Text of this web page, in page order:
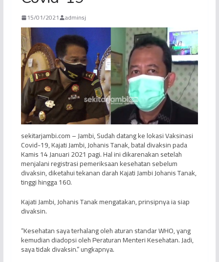
15/01/2021 adminsj
sekitarjambi.com – Jambi, Sudah datang ke lokasi Vaksinasi
Covid-19, Kajati Jambi, Johanis Tanak, batal divaksin pada
Kamis 14 Januari 2021 pagi. Hal ini dikarenakan setelah
menjalani registrasi pemeriksaan kesehatan sebelum
divaksin, diketahui tekanan darah Kajati Jambi Johanis Tanak,
tinggi hingga 160.
Kajati Jambi, Johanis Tanak mengatakan, prinsipnya ia siap
divaksin.
“Kesehatan saya terhalang oleh aturan standar WHO, yang
kemudian diadopsi oleh Peraturan Menteri Kesehatan. Jadi,
saya tidak divaksin.” ungkapnya.